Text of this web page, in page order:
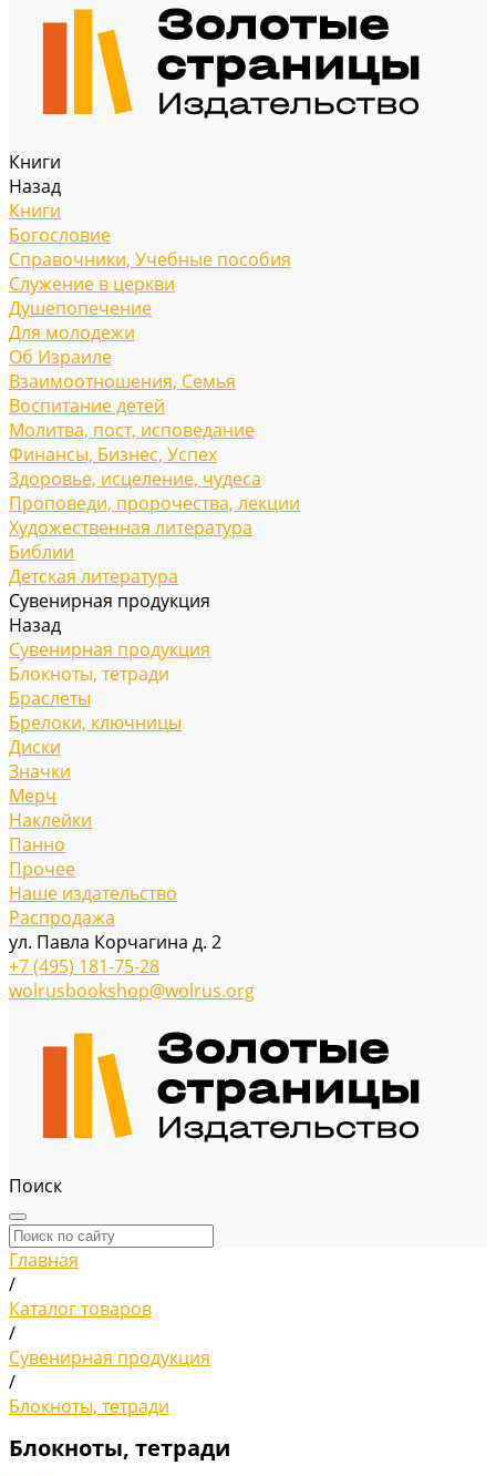
Книги
Назад
Книги
Богословие
Справочники, Учебные пособия
Служение в церкви
Душепопечение
Для молодежи
Об Израиле
Взаимоотношения, Cемья
Воспитание детей
Молитва, пост, исповедание
Финансы, Бизнес, Успех
Здоровье, исцеление, чудеса
Проповеди, пророчества, лекции
Художественная литература
Библии
Детская литература
Сувенирная продукция
Назад
Сувенирная продукция
Блокноты, тетради
Браслеты
Брелоки, ключницы
Диски
Значки
Мерч
Наклейки
Панно
Прочее
Наше издательство
Распродажа
ул. Павла Корчагина д. 2
+7 (495) 181-75-28
wolrusbookshop@wolrus.org
Поиск
Главная
/
Каталог товаров
/
Сувенирная продукция
/
Блокноты, тетради
Блокноты, тетради